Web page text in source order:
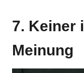
7. Keiner
Meinung